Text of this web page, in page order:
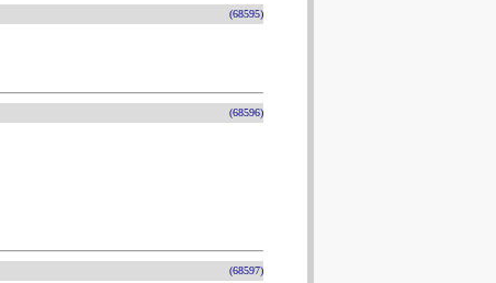
(68595)
(68596)
(68597)